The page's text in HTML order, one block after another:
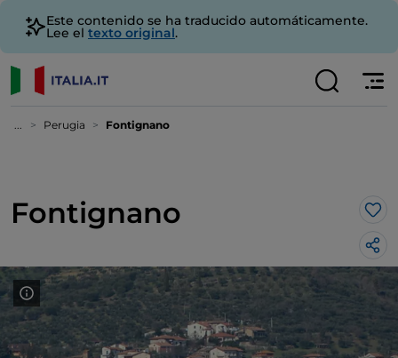
Este contenido se ha traducido automáticamente.
Lee el texto original.
... Perugia Fontignano
Fontignano Me